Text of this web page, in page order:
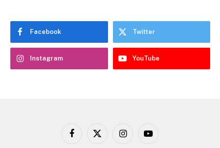
Facebook Twitter
Instagram YouTube
Facebook
X
InstagramYouTube